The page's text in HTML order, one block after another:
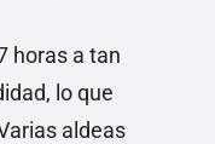
horas a tan
lo que
aldeas